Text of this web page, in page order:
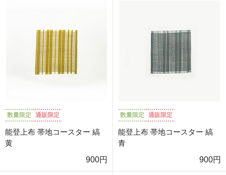
数量限定 通販限定
能登上布 帯地コースター 縞
黄
900円
数量限定 通販限定
能登上布 帯地コースター 縞
青
900円